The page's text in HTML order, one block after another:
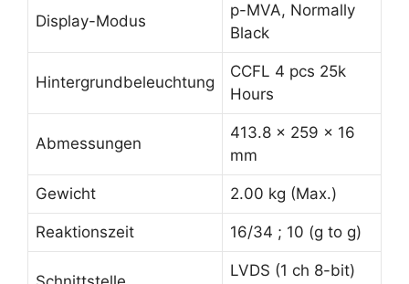
Display-Modus
p-MVA, Normally
Black
Hintergrundbeleuchtung
CCFL 4 pcs 25k
Hours
Abmessungen
413.8 x 259 x 16
mm
Gewicht 2.00 kg (Max.)
Reaktionszeit 16/34 ; 10 (g to g)
LVDS (1 ch 8-bit)